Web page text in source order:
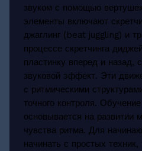
звуком с помощью
элементы включают
джаглинг (beat juggling) и
процессе скретчинга
пластинку вперед и назад,
звуковой эффект. Эти
с ритмическими
точного контроля.
основывается на развитии
чувства ритма. Для
начинать с простых